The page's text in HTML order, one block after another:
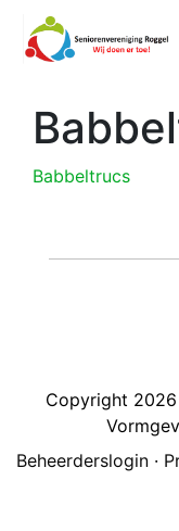
Babbeltrucs
Copyright 2026
Beheerderslogin ·